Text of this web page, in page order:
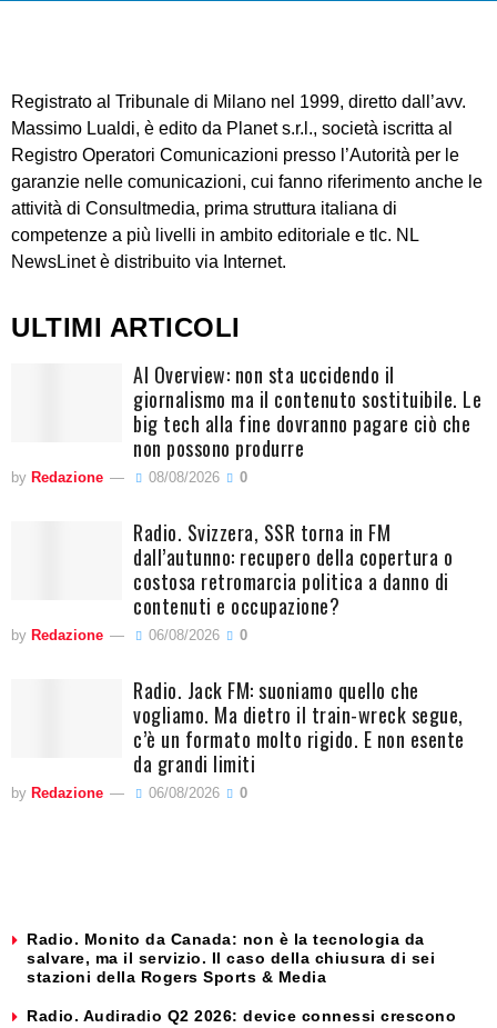
Registrato al Tribunale di Milano nel 1999, diretto dall’avv.
Massimo Lualdi, è edito da Planet s.r.l., società iscritta al
Registro Operatori Comunicazioni presso l’Autorità per le
garanzie nelle comunicazioni, cui fanno riferimento anche le
attività di Consultmedia, prima struttura italiana di
competenze a più livelli in ambito editoriale e tlc. NL
NewsLinet è distribuito via Internet.
ULTIMI ARTICOLI
AI Overview: non sta uccidendo il
giornalismo ma il contenuto sostituibile. Le
big tech alla fine dovranno pagare ciò che
non possono produrre
by Redazione 08/08/2026 0
Radio. Svizzera, SSR torna in FM
dall’autunno: recupero della copertura o
costosa retromarcia politica a danno di
contenuti e occupazione?
by Redazione 06/08/2026 0
Radio. Jack FM: suoniamo quello che
vogliamo. Ma dietro il train-wreck segue,
c’è un formato molto rigido. E non esente
da grandi limiti
by Redazione 06/08/2026 0
Radio. Monito da Canada: non è la tecnologia da
salvare, ma il servizio. Il caso della chiusura di sei
stazioni della Rogers Sports & Media
Radio. Audiradio Q2 2026: device connessi crescono